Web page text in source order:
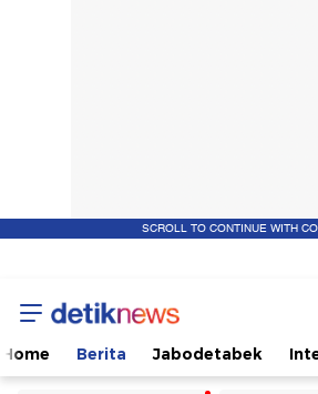
SCROLL TO CONTINUE WITH
Home Berita Jabodetabek